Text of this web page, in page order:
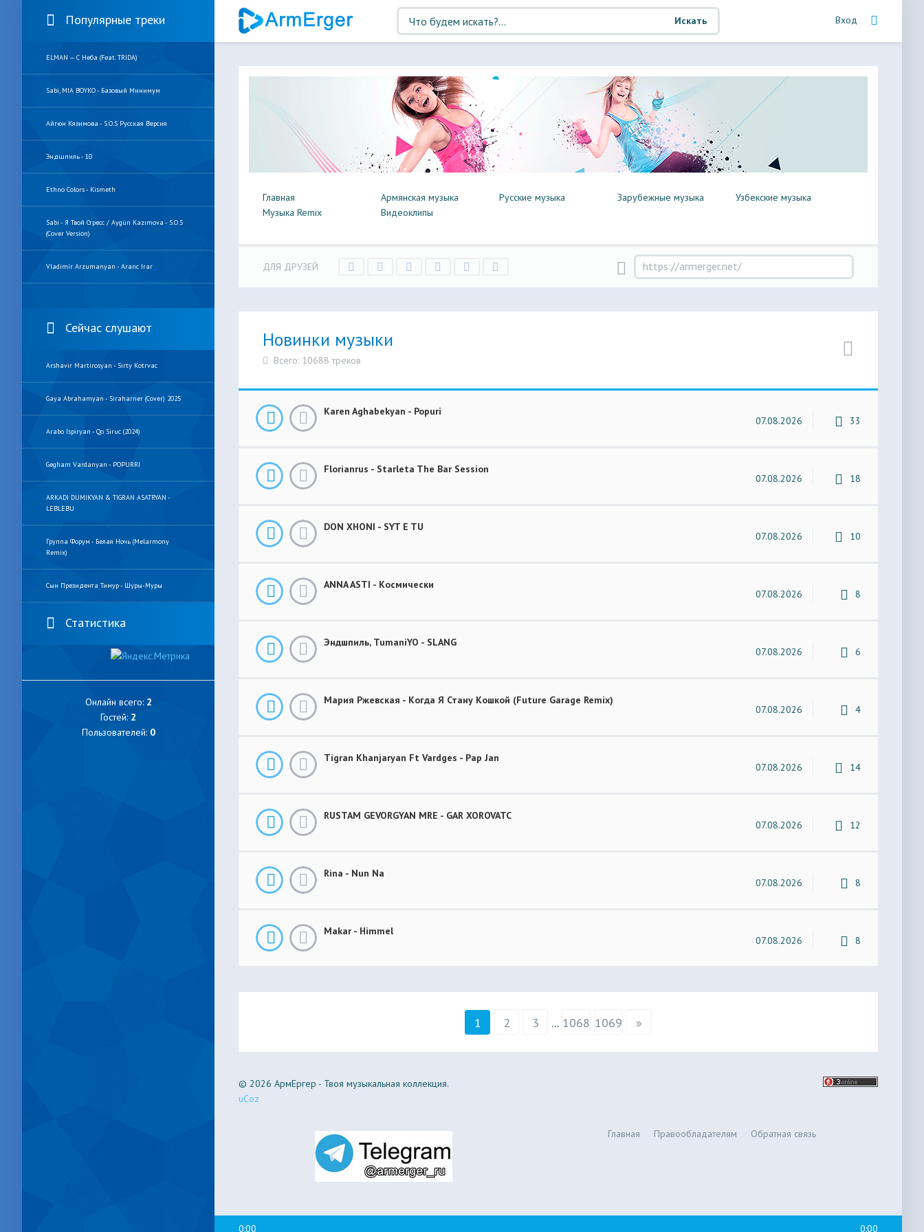
Популярные треки
ELMAN — С Неба (feat. TRIDA)
Sabi, MIA BOYKO - Базовый Минимум
Айгюн Кязимова - S.O.S Русская Версия
Эндшпиль - 10
Ethno Colors - Kismeth
Sabi - Я Твой Стресс / Aygün Kazımova - S.O.S
(Cover Version)
Vladimir Arzumanyan - Aranc Irar
Сейчас слушают
Arshavir Martirosyan - Sirty Kotrvac
Gaya Abrahamyan - Siraharner (Cover) 2025
Arabo Ispiryan - Qo Siruc (2024)
Gegham Vardanyan - POPURRI
ARKADI DUMIKYAN & TIGRAN ASATRYAN -
LEBLEBU
Группа Форум - Белая Ночь (Melarmony
Remix)
Сын Президента Тимур - Шуры-Муры
Статистика
Онлайн всего: 2
Гостей: 2
Пользователей: 0
Искать Вход
Главная Армянская музыка Русские музыка Зарубежные музыка
Узбекские музыка
Музыка Remix
Видеоклипы
ДЛЯ ДРУЗЕЙ
Новинки музыки
Всего: 10688 треков
Karen Aghabekyan - Popuri
07.08.2026 33
Florianrus - Starleta The Bar Session
07.08.2026 18
DON XHONI - SYT E TU
07.08.2026 10
ANNA ASTI - Космически
07.08.2026 8
Эндшпиль, TumaniYO - SLANG
07.08.2026 6
Мария Ржевская - Когда Я Стану Кошкой (Future Garage Remix)
07.08.2026 4
Tigran Khanjaryan Ft Vardges - Pap Jan
07.08.2026 14
RUSTAM GEVORGYAN MRE - GAR XOROVATC
07.08.2026 12
Rina - Nun Na
07.08.2026 8
Makar - Himmel
07.08.2026 8
1 2 3 ... 1068 1069 »
© 2026 АрмЕргер - Твоя музыкальная коллекция.
uCoz
Главная Правообладателям Обратная связь
0:00 0:00